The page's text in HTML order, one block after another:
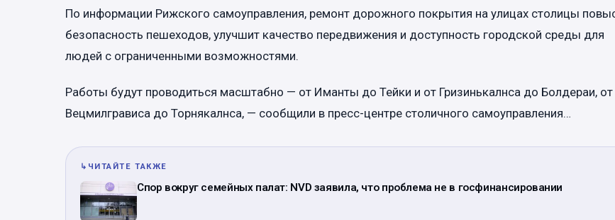
По информации Рижского самоуправления, ремонт дорожного покрытия на улицах столицы
безопасность пешеходов, улучшит качество передвижения и доступность городской среды для
людей с ограниченными возможностями.
Работы будут проводиться масштабно — от Иманты до Тейки и от Гризинькалнса до Болдераи, от
Вецмилгрависа до Торнякалнса, — сообщили в пресс-центре столичного самоуправления…
↳ ЧИТАЙТЕ ТАКЖЕ
Спор вокруг семейных палат: NVD заявила, что проблема не в госфинансировании